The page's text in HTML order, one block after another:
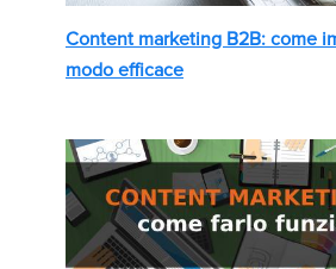
Content marketing B2B: come
modo efficace